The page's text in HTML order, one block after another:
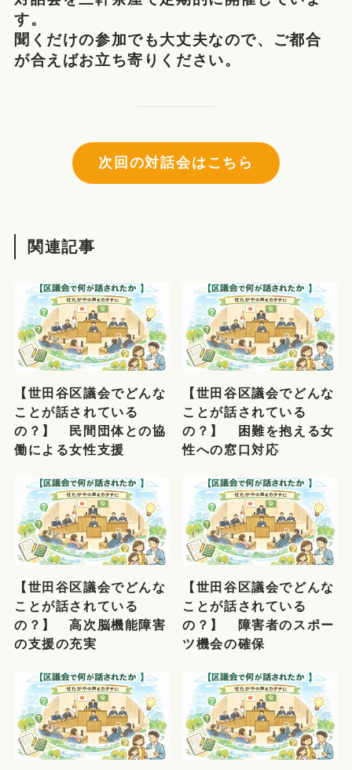
す。
聞くだけの参加でも大丈夫なので、ご都合
が合えばお立ち寄りください。
次回の対話会はこちら
関連記事
【世田谷区議会でどんな
ことが話されている
の？】 民間団体との協
働による女性支援
【世田谷区議会でどんな
ことが話されている
の？】 困難を抱える女
性への窓口対応
【世田谷区議会でどんな
ことが話されている
の？】 高次脳機能障害
の支援の充実
【世田谷区議会でどんな
ことが話されている
の？】 障害者のスポー
ツ機会の確保